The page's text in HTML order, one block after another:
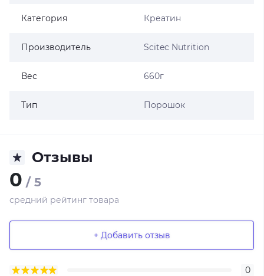
Категория Креатин
Производитель Scitec Nutrition
Вес 660г
Тип Порошок
Отзывы
0 / 5
средний рейтинг товара
+ Добавить отзыв
0